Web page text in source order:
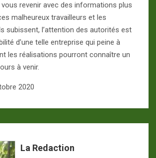
revenir avec des informations plus
malheureux travailleurs et les
subissent, l’attention des autorités est
d’une telle entreprise qui peine à
les réalisations pourront connaître un
à venir.
2020
La Redaction